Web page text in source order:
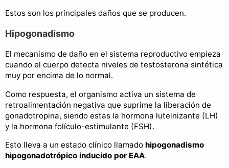
Estos son los principales daños que se producen.
Hipogonadismo
El mecanismo de daño en el sistema reproductivo empieza
cuando el cuerpo detecta niveles de testosterona sintética
muy por encima de lo normal.
Como respuesta, el organismo activa un sistema de
retroalimentación negativa que suprime la liberación de
gonadotropina, siendo estas la hormona luteinizante (LH)
y la hormona folículo-estimulante (FSH).
Esto lleva a un estado clínico llamado hipogonadismo
hipogonadotrópico inducido por EAA.